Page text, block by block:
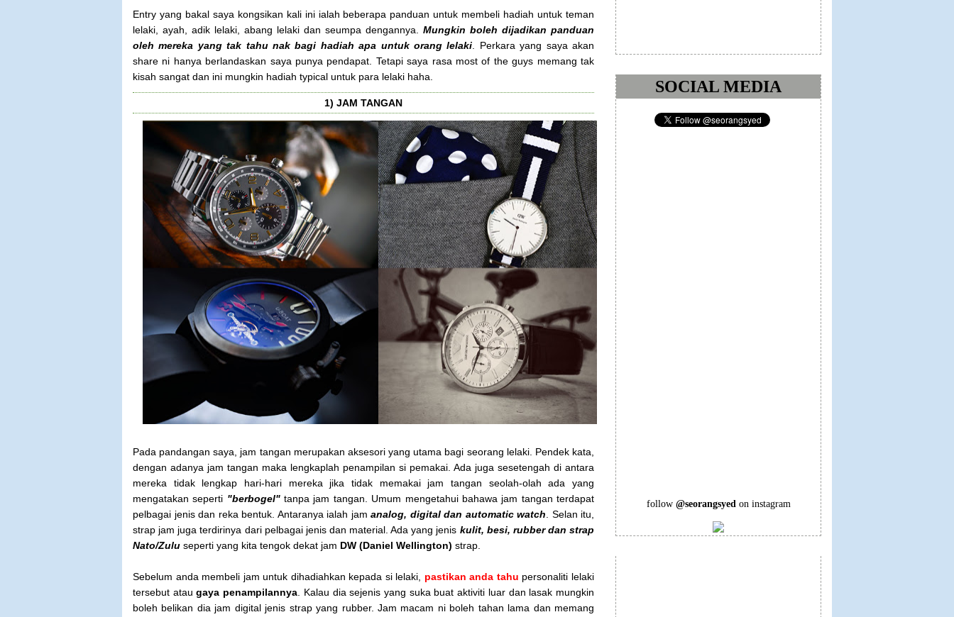
Entry yang bakal saya kongsikan kali ini ialah beberapa panduan untuk membeli hadiah untuk teman
lelaki, ayah, adik lelaki, abang lelaki dan seumpa dengannya. Mungkin boleh dijadikan panduan
oleh mereka yang tak tahu nak bagi hadiah apa untuk orang lelaki . Perkara yang saya akan
share ni hanya berlandaskan saya punya pendapat. Tetapi saya rasa most of the guys memang tak
kisah sangat dan ini mungkin hadiah typical untuk para lelaki haha.
1) JAM TANGAN
Pada pandangan saya, jam tangan merupakan aksesori yang utama bagi seorang lelaki. Pendek kata,
dengan adanya jam tangan maka lengkaplah penampilan si pemakai. Ada juga sesetengah di antara
mereka tidak lengkap hari-hari mereka jika tidak memakai jam tangan seolah-olah ada yang
mengatakan seperti "berbogel"tanpa jam tangan. Umum mengetahui bahawa jam tangan terdapat
pelbagai jenis dan reka bentuk. Antaranya ialah jam analog, digital dan automatic watch . Selan itu,
strap jam juga terdirinya dari pelbagai jenis dan material. Ada yang jenis kulit, besi, rubber dan strap
Nato/Zulu seperti yang kita tengok dekat jam DW (Daniel Wellington) strap.
Sebelum anda membeli jam untuk dihadiahkan kepada si lelaki, pastikan anda tahu personaliti lelaki
tersebut ataugaya penampilannya . Kalau dia sejenis yang suka buat aktiviti luar dan lasak mungkin
boleh belikan dia jam digital jenis strap yang rubber. Jam macam ni boleh tahan lama dan memang
SOCIAL MEDIA
follow @seorangsyedon instagram